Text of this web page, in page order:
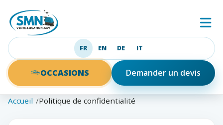
SMN
FRFrançais
EN
English
DE
Deutsch
ITItaliano
OCCASIONS Demander un devis
Accueil Politique de confidentialité